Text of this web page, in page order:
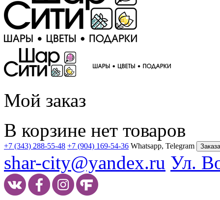
Мой заказ
В корзине нет товаров
+7 (343) 288-55-48 +7 (904) 169-54-36 Whatsapp, Telegram
shar-city@yandex.ru Ул.